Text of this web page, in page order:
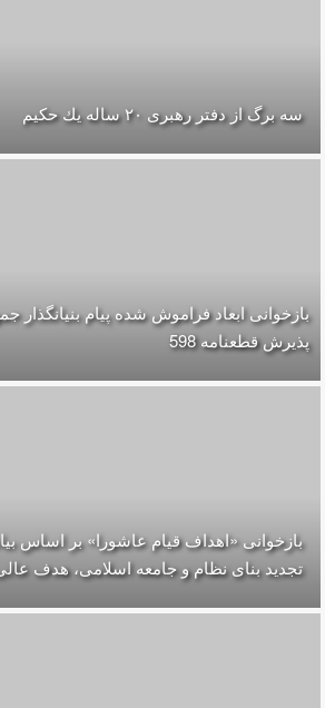
سه برگ از دفتر رهبرى ۲۰ ساله يك حكيم
بازخوانی ابعاد فراموش شده پیام بنیانگذار
پذیرش قطعنامه 598
بازخوانی «اهداف قیام عاشورا» بر اساس
تجدید بنای نظام و جامعه اسلامی، هدف